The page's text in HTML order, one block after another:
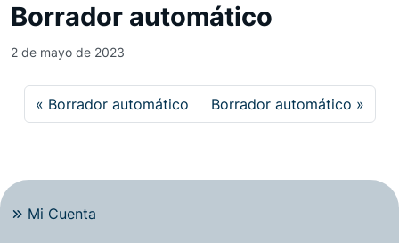
Borrador automático
2 de mayo de 2023
Borrador automático Borrador automático
Mi Cuenta